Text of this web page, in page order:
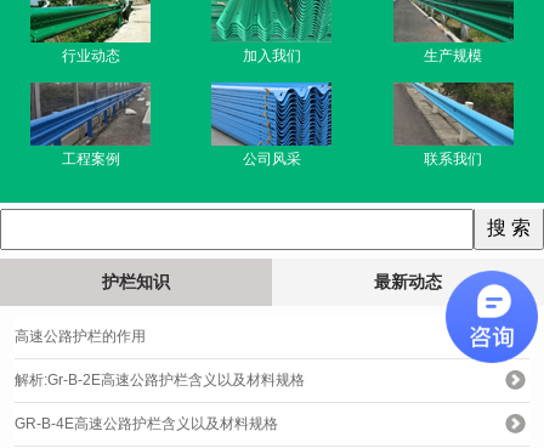
行业动态 加入我们 生产规模
工程案例 公司风采 联系我们
护栏知识 最新动态
高速公路护栏的作用
解析:Gr-B-2E高速公路护栏含义以及材料规格
GR-B-4E高速公路护栏含义以及材料规格